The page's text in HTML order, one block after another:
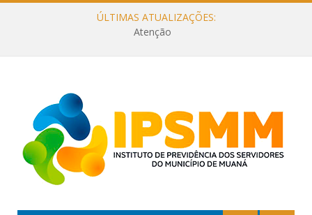
ÚLTIMAS ATUALIZAÇÕES:
Atenção